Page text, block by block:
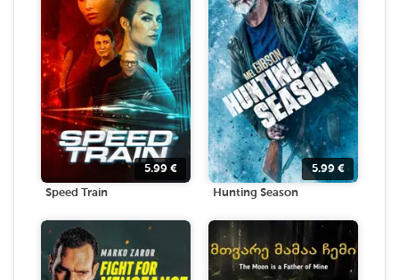
5.99 €
Speed Train
5.99 €
Hunting Season